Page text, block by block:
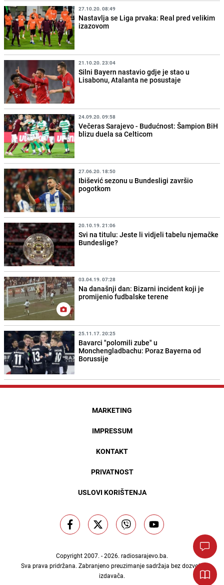
27.10.20. 08:49
Nastavlja se Liga prvaka: Real pred velikim
izazovom
21.10.20. 23:04
Silni Bayern nastavio gdje je stao u
Lisabonu, Atalanta ne posustaje
24.09.20. 09:58
Večeras Sarajevo - Budućnost: Šampion BiH
blizu duela sa Celticom
27.06.20. 18:50
Ibišević sezonu u Bundesligi završio
pogotkom
20.10.19. 21:06
Svi na titulu: Jeste li vidjeli tabelu njemačke
Bundeslige?
03.04.19. 07:28
Na današnji dan: Bizarni incident koji je
promijenio fudbalske terene
25.11.17. 20:25
Bavarci "polomili zube" u
Monchengladbachu: Poraz Bayerna od
Borussije
MARKETING
IMPRESSUM
KONTAKT
PRIVATNOST
USLOVI KORIŠTENJA
Copyright 2007. - 2026. radiosarajevo.ba.
Sva prava pridržana. Zabranjeno preuzimanje sadržaja bez dozvole
izdavača.